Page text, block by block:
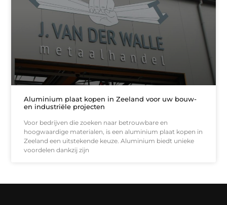
Aluminium plaat kopen in Zeeland voor uw bouw-
en industriële projecten
Voor bedrijven die zoeken naar betrouwbare en
hoogwaardige materialen, is een aluminium plaat kopen in
Zeeland een uitstekende keuze. Aluminium biedt unieke
voordelen dankzij zijn